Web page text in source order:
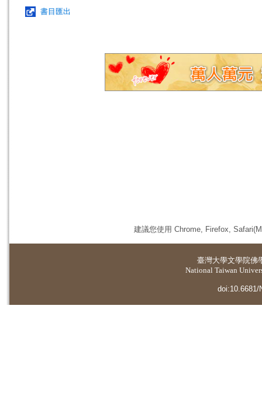
書目匯出
建議您使用 Chrome, Firefox,
臺灣大學文學院佛
National Taiwan
doi:10.6681/